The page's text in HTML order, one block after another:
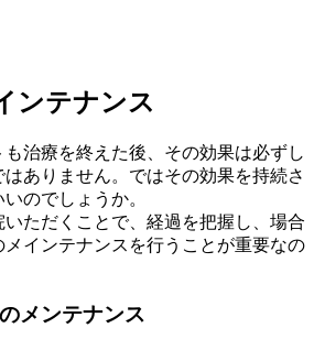
ンテナンス
治療を終えた後、その効果は必ずし
ありません。ではその効果を持続さ
のでしょうか。
ただくことで、経過を把握し、場合
インテナンスを行うことが重要なの
メンテナンス